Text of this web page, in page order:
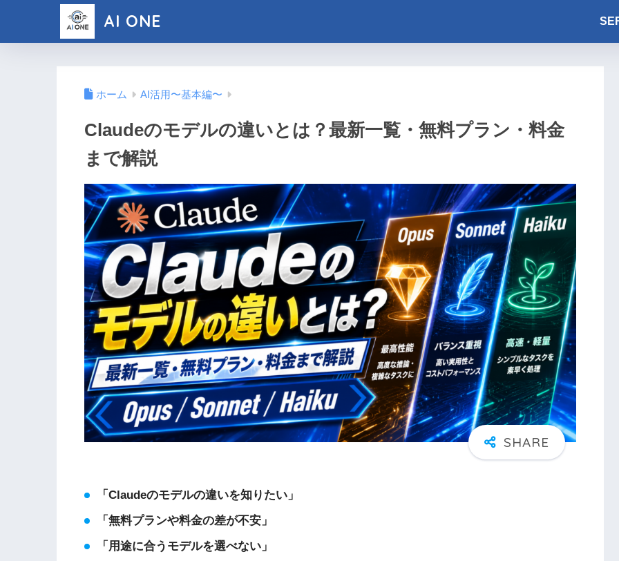
AI ONE
ホーム AI活用〜基本編〜
Claudeのモデルの違いとは？最新一覧・無料プラン・料金
まで解説
「Claudeのモデルの違いを知りたい」
「無料プランや料金の差が不安」
「用途に合うモデルを選べない」